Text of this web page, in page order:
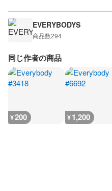
EVERYBODYS
商品数294
同じ作者の商品
¥200 ¥1,200